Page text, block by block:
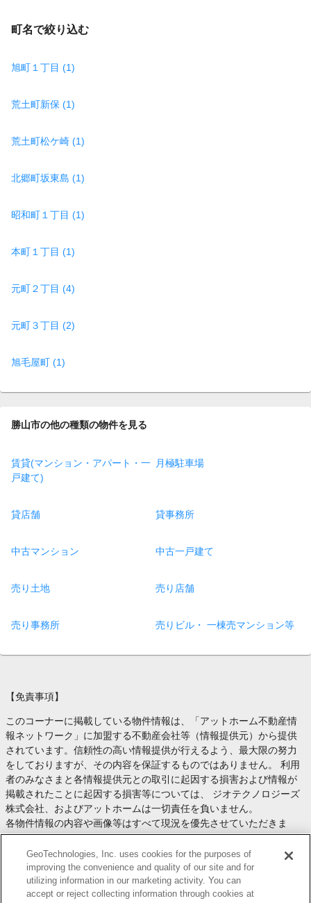
町名で絞り込む
旭町１丁目 (1)
荒土町新保 (1)
荒土町松ケ崎 (1)
北郷町坂東島 (1)
昭和町１丁目 (1)
本町１丁目 (1)
元町２丁目 (4)
元町３丁目 (2)
旭毛屋町 (1)
勝山市の他の種類の物件を見る
賃貸(マンション・アパート・一
戸建て)
月極駐車場
貸店舗 貸事務所
中古マンション 中古一戸建て
売り土地 売り店舗
売り事務所 売りビル・ 一棟売マンション等
【免責事項】
このコーナーに掲載している物件情報は、「アットホーム不動産情
報ネットワーク」に加盟する不動産会社等（情報提供元）から提供
されています。信頼性の高い情報提供が行えるよう、最大限の努力
をしておりますが、その内容を保証するものではありません。 利用
者のみなさまと各情報提供元との取引に起因する損害および情報が
掲載されたことに起因する損害等については、 ジオテクノロジーズ
株式会社、およびアットホームは一切責任を負いません。
各物件情報の内容や画像等はすべて現況を優先させていただきま
す。
お取引等（お取引の準備、資金調達等を含みます）の際には、内容
や契約条件等について、 各情報提供元より十分な説明を受け、ご自
身でご確認の上、判断してください。
このコーナーへの物件情報のご掲載、その他不動産業務ソリューシ
GeoTechnologies, Inc. uses cookies for the purposes of
improving the convenience and quality of our site and for
utilizing information in our marketing activity. You can
accept or reject collecting information through cookies at